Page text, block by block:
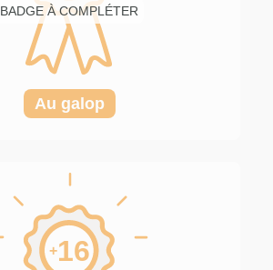
BADGE À COMPLÉTER
Au galop
+16